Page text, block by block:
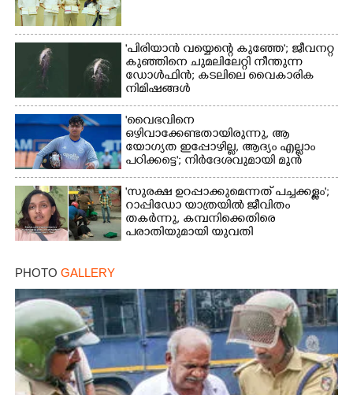
'പിരിയാൻ വയ്യെന്റെ കുഞ്ഞേ'; ജീവനറ്റ
കുഞ്ഞിനെ ചുമലിലേറ്റി നീന്തുന്ന
ഡോൾഫിൻ; കടലിലെ വൈകാരിക
നിമിഷങ്ങൾ
'വൈഭവിനെ
ഒഴിവാക്കേണ്ടതായിരുന്നു,​ ആ
യോഗ്യത ഇപ്പോഴില്ല, ആദ്യം എല്ലാം
പഠിക്കട്ടെ'; നിർദേശവുമായി മുൻ
ക്രിക്കറ്റ് താരം
'സുരക്ഷ ഉറപ്പാക്കുമെന്നത് പച്ചക്കള്ളം';
റാപ്പിഡോ യാത്രയിൽ ജീവിതം
തകർന്നു, കമ്പനിക്കെതിരെ
പരാതിയുമായി യുവതി
PHOTO GALLERY